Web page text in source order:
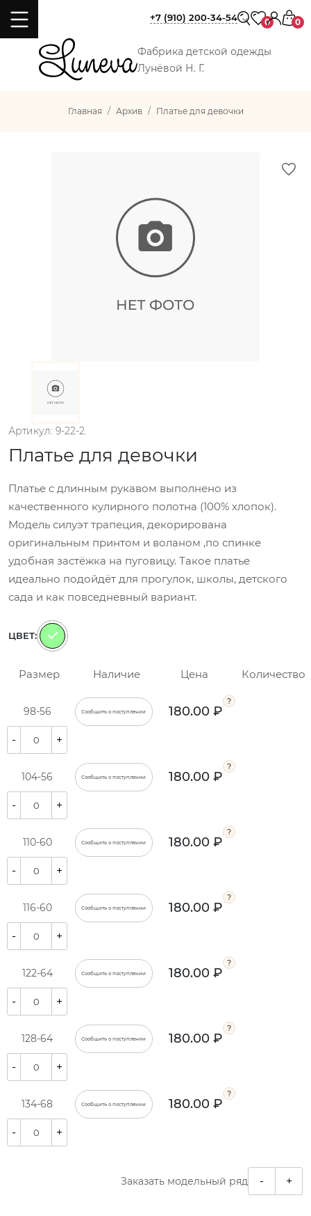
Фабрика детской одежды
Лунёвой Н. Г.
+7 (910) 200-34-54 0 0
Главная Архив Платье для девочки
Артикул: 9-22-2.
Платье для девочки
Платье с длинным рукавом выполнено из
качественного кулирного полотна (100% хлопок).
Модель силуэт трапеция, декорирована
оригинальным принтом и воланом ,по спинке
удобная застёжка на пуговицу. Такое платье
идеально подойдёт для прогулок, школы, детского
сада и как повседневный вариант.
ЦВЕТ:
Размер Наличие Цена Количество
98-56 Сообщить о поступлении 180.00 ₽
- +
104-56 Сообщить о поступлении 180.00 ₽
- +
110-60 Сообщить о поступлении 180.00 ₽
- +
116-60 Сообщить о поступлении 180.00 ₽
- +
122-64 Сообщить о поступлении 180.00 ₽
- +
128-64 Сообщить о поступлении 180.00 ₽
- +
134-68 Сообщить о поступлении 180.00 ₽
- +
Заказать модельный ряд - +